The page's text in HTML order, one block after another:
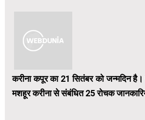
करीना कपूर का 21 सितंबर को जन्मदिन
मशहूर करीना से संबंधित 25 रोचक